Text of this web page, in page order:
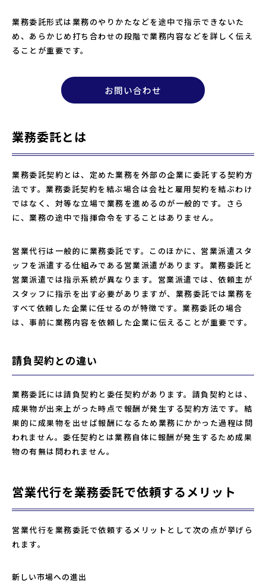
業務委託形式は業務のやりかたなどを途中で指示できないた
め、あらかじめ打ち合わせの段階で業務内容などを詳しく伝え
ることが重要です。
お問い合わせ
業務委託とは
業務委託契約とは、定めた業務を外部の企業に委託する契約方
法です。業務委託契約を結ぶ場合は会社と雇用契約を結ぶわけ
ではなく、対等な立場で業務を進めるのが一般的です。さら
に、業務の途中で指揮命令をすることはありません。
営業代行は一般的に業務委託です。このほかに、営業派遣スタ
ッフを派遣する仕組みである営業派遣があります。業務委託と
営業派遣では指示系統が異なります。営業派遣では、依頼主が
スタッフに指示を出す必要がありますが、業務委託では業務を
すべて依頼した企業に任せるのが特徴です。業務委託の場合
は、事前に業務内容を依頼した企業に伝えることが重要です。
請負契約との違い
業務委託には請負契約と委任契約があります。請負契約とは、
成果物が出来上がった時点で報酬が発生する契約方法です。結
果的に成果物を出せば報酬になるため業務にかかった過程は問
われません。委任契約とは業務自体に報酬が発生するため成果
物の有無は問われません。
営業代行を業務委託で依頼するメリット
営業代行を業務委託で依頼するメリットとして次の点が挙げら
れます。
新しい市場への進出